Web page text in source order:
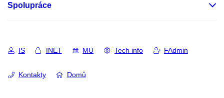
Spolupráce
IS INET MU Tech info FAdmin
Kontakty Domů